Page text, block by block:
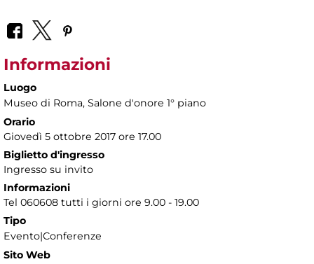
Informazioni
Luogo
Museo di Roma, Salone d'onore 1° piano
Orario
Giovedì 5 ottobre 2017 ore 17.00
Biglietto d'ingresso
Ingresso su invito
Informazioni
Tel 060608 tutti i giorni ore 9.00 - 19.00
Tipo
Evento|Conferenze
Sito Web